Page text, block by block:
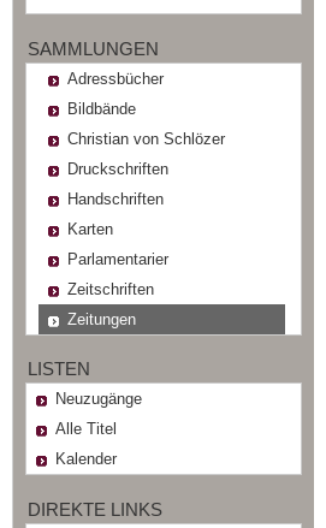
SAMMLUNGEN
Adressbücher
Bildbände
Christian von Schlözer
Druckschriften
Handschriften
Karten
Parlamentarier
Zeitschriften
Zeitungen
LISTEN
Neuzugänge
Alle Titel
Kalender
DIREKTE LINKS